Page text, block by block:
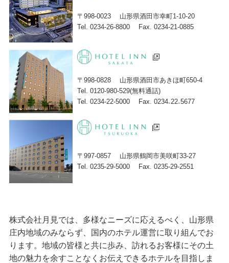
〒998-0023
山形県酒田市幸町1-10-20
Tel. 0234-26-8800
Fax. 0234-21-0885
〒998-0828
山形県酒田市あきほ町650-4
Tel. 0120-980-529(無料通話)
Tel. 0234-22-5000
Fax. 0234₋22₋5677
〒997-0857
山形県鶴岡市美咲町33-27
Tel. 0235-29-5000
Fax. 0235-29-2551
株式会社月見では、多様なニーズに応えるべく、山形県
庄内地域のみならず、国内のホテル運営に取り組んでお
ります。地域の皆様と共に歩み、訪れるお客様にその土
地の魅力を余すことなくお伝えできるホテルを目指しま